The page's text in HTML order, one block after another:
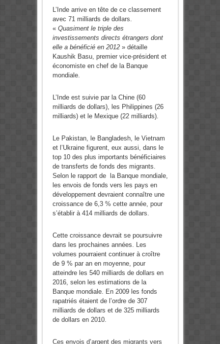
L’Inde arrive en tête de ce classement
avec 71 milliards de dollars.
« Quasiment le triple des
investissements directs étrangers dont
elle a bénéficié en 2012» détaille
Kaushik Basu, premier vice-président et
économiste en chef de la Banque
mondiale.
L’Inde est suivie par la Chine (60
milliards de dollars), les Philippines (26
milliards) et le Mexique (22 milliards).
Le Pakistan, le Bangladesh, le Vietnam
et l’Ukraine figurent, eux aussi, dans le
top 10 des plus importants bénéficiaires
de transferts de fonds des migrants.
Selon le rapport de la Banque mondiale,
les envois de fonds vers les pays en
développement devraient connaître une
croissance de 6,3 % cette année, pour
s’établir à 414 milliards de dollars.
Cette croissance devrait se poursuivre
dans les prochaines années. Les
volumes pourraient continuer à croître
de 9 % par an en moyenne, pour
atteindre les 540 milliards de dollars en
2016, selon les estimations de la
Banque mondiale. En 2009 les fonds
rapatriés étaient de l’ordre de 307
milliards de dollars et de 325 milliards
de dollars en 2010.
Ces envois d’argent des migrants vers